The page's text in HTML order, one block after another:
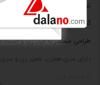
توان: 1400 وات
گنجایش کاسه: 5.5 لیتر
طراحی منحصر به فرد، زیبا و
دارای سری همزن، خمیر زن و سری